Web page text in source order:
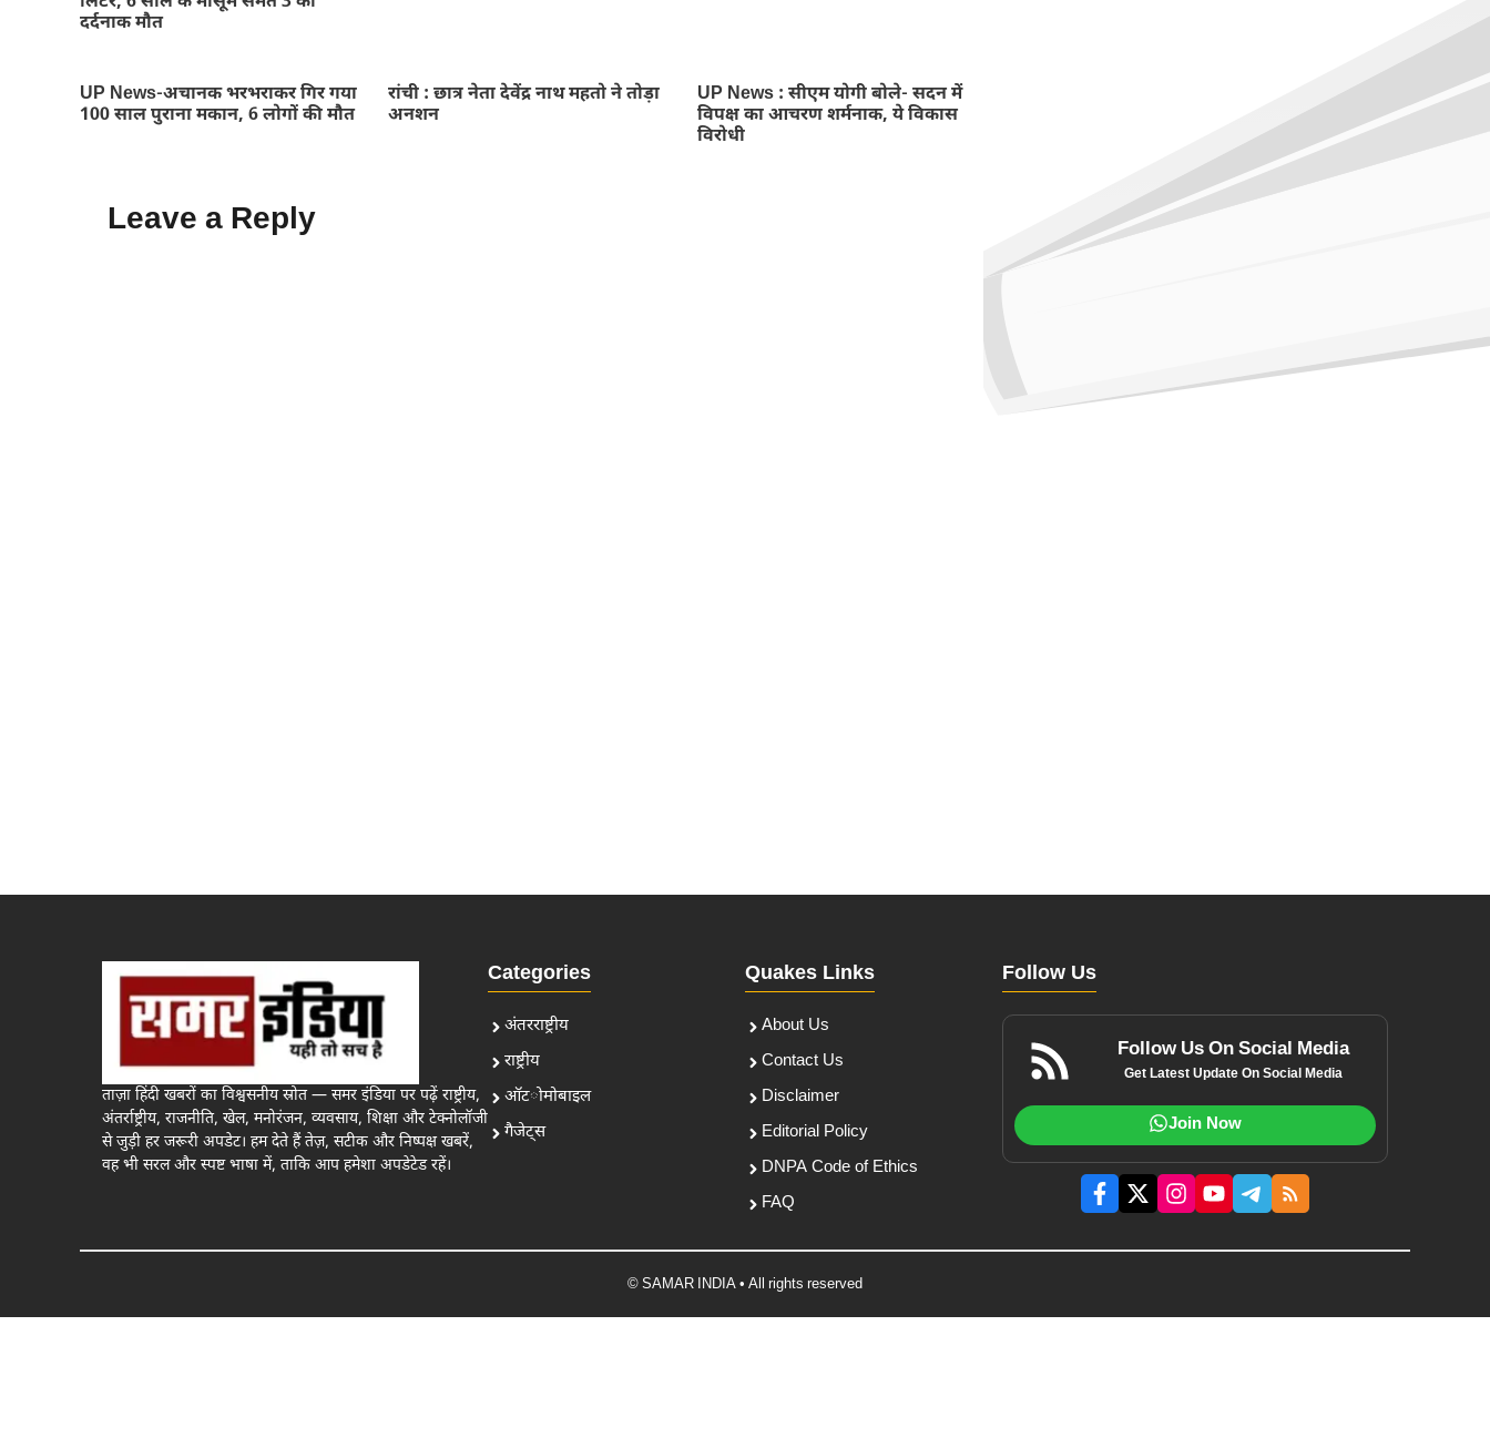
दर्दनाक मौत
UP News-अचानक भरभराकर गिर गया
100 साल पुराना मकान, 6 लोगों की मौत
रांची : छात्र नेता देवेंद्र नाथ महतो ने तोड़ा
अनशन
UP News : सीएम योगी बोले- सदन में
विपक्ष का आचरण शर्मनाक, ये विकास
विरोधी
Leave a Reply
ताज़ा हिंदी खबरों का विश्वसनीय स्रोत — समर इंडिया पर पढ़ें राष्ट्रीय,
अंतर्राष्ट्रीय, राजनीति, खेल, मनोरंजन, व्यवसाय, शिक्षा और टेक्नोलॉजी
से जुड़ी हर जरूरी अपडेट। हम देते हैं तेज़, सटीक और निष्पक्ष खबरें,
वह भी सरल और स्पष्ट भाषा में, ताकि आप हमेशा अपडेटेड रहें।
Categories
अंतरराष्ट्रीय
राष्ट्रीय
ऑटोमोबाइल
गैजेट्स
Quakes Links
About Us
Contact Us
Disclaimer
Editorial Policy
DNPA Code of Ethics
FAQ
Follow Us
Follow Us On Social Media
Get Latest Update On Social Media
Join Now
© SAMAR INDIA • All rights reserved